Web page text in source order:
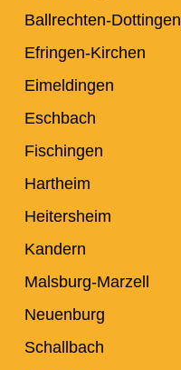
Ballrechten-Dottingen
Efringen-Kirchen
Eimeldingen
Eschbach
Fischingen
Hartheim
Heitersheim
Kandern
Malsburg-Marzell
Neuenburg
Schallbach